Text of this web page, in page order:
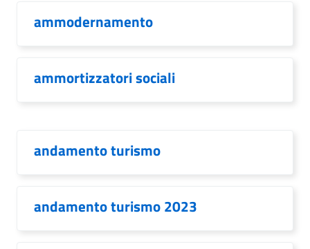
ammodernamento
ammortizzatori sociali
andamento turismo
andamento turismo 2023